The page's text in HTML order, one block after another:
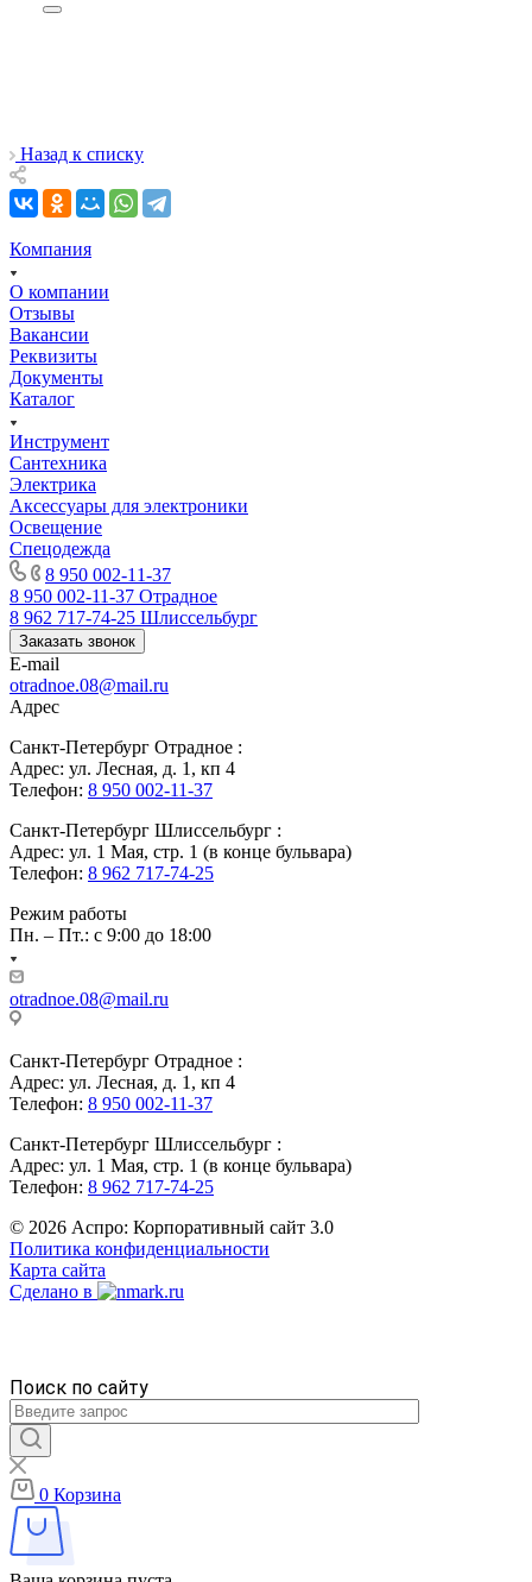
Назад к списку
Компания
О компании
Отзывы
Вакансии
Реквизиты
Документы
Каталог
Инструмент
Сантехника
Электрика
Аксессуары для электроники
Освещение
Спецодежда
8 950 002-11-37
8 950 002-11-37 Отрадное
8 962 717-74-25 Шлиссельбург
Заказать звонок
E-mail
otradnoe.08@mail.ru
Адрес
Санкт-Петербург Отрадное :
Адрес: ул. Лесная, д. 1, кп 4
Телефон: 8 950 002-11-37
Санкт-Петербург Шлиссельбург :
Адрес: ул. 1 Мая, стр. 1 (в конце бульвара)
Телефон: 8 962 717-74-25
Режим работы
Пн. – Пт.: с 9:00 до 18:00
otradnoe.08@mail.ru
Санкт-Петербург Отрадное :
Адрес: ул. Лесная, д. 1, кп 4
Телефон: 8 950 002-11-37
Санкт-Петербург Шлиссельбург :
Адрес: ул. 1 Мая, стр. 1 (в конце бульвара)
Телефон: 8 962 717-74-25
© 2026 Аспро: Корпоративный сайт 3.0
Политика конфиденциальности
Карта сайта
Сделано в
Поиск по сайту
0 Корзина